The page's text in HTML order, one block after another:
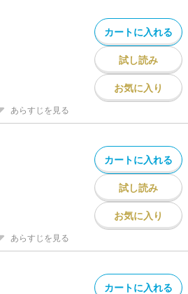
カートに入れる
試し読み
お気に入り
あらすじを見る
カートに入れる
試し読み
お気に入り
あらすじを見る
カートに入れる